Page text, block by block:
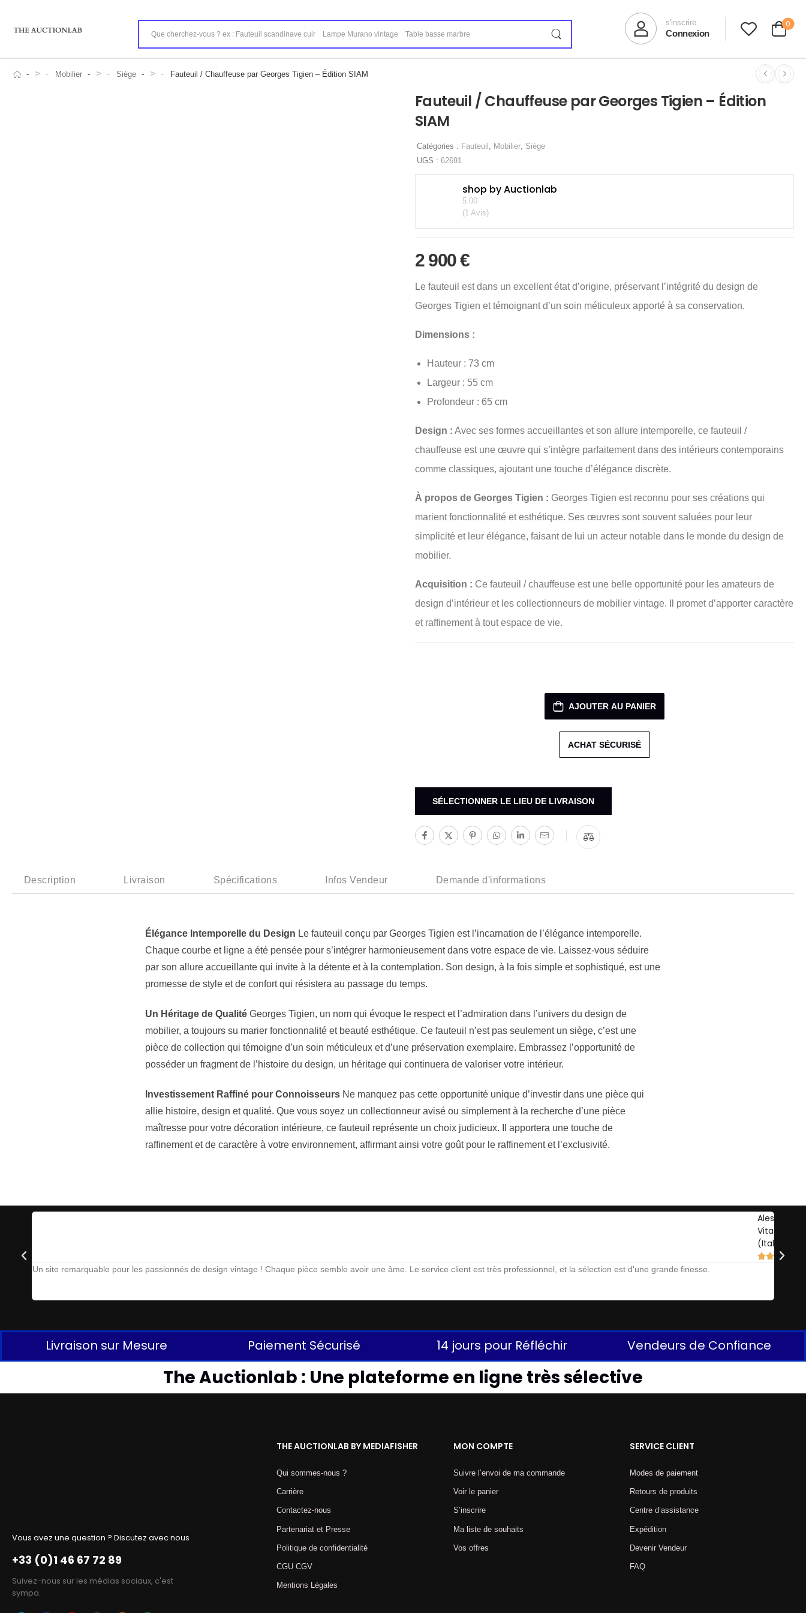
s'inscrire
Connexion
0
> Mobilier > Siège > Fauteuil / Chauffeuse par Georges Tigien – Édition SIAM
Fauteuil / Chauffeuse par Georges Tigien – Édition
SIAM
Catégories : Fauteuil , Mobilier, Siège
UGS : 62691
shop by Auctionlab
5.00
(1 Avis)
2 900€
Le fauteuil est dans un excellent état d’origine, préservant l’intégrité du design de
Georges Tigien et témoignant d’un soin méticuleux apporté à sa conservation.
Dimensions :
Hauteur : 73 cm
Largeur : 55 cm
Profondeur : 65 cm
Design : Avec ses formes accueillantes et son allure intemporelle, ce fauteuil /
chauffeuse est une œuvre qui s’intègre parfaitement dans des intérieurs contemporains
comme classiques, ajoutant une touche d’élégance discrète.
À propos de Georges Tigien : Georges Tigien est reconnu pour ses créations qui
marient fonctionnalité et esthétique. Ses œuvres sont souvent saluées pour leur
simplicité et leur élégance, faisant de lui un acteur notable dans le monde du design de
mobilier.
Acquisition : Ce fauteuil / chauffeuse est une belle opportunité pour les amateurs de
design d’intérieur et les collectionneurs de mobilier vintage. Il promet d’apporter caractère
et raffinement à tout espace de vie.
AJOUTER AU PANIER
ACHAT SÉCURISÉ
SÉLECTIONNER LE LIEU DE LIVRAISON
Description Livraison Spécifications Infos Vendeur Demande d'informations
Élégance Intemporelle du Design Le fauteuil conçu par Georges Tigien est l’incarnation de l’élégance intemporelle.
Chaque courbe et ligne a été pensée pour s’intégrer harmonieusement dans votre espace de vie. Laissez-vous séduire
par son allure accueillante qui invite à la détente et à la contemplation. Son design, à la fois simple et sophistiqué, est une
promesse de style et de confort qui résistera au passage du temps.
Un Héritage de Qualité Georges Tigien, un nom qui évoque le respect et l’admiration dans l’univers du design de
mobilier, a toujours su marier fonctionnalité et beauté esthétique. Ce fauteuil n’est pas seulement un siège, c’est une
pièce de collection qui témoigne d’un soin méticuleux et d’une préservation exemplaire. Embrassez l’opportunité de
posséder un fragment de l’histoire du design, un héritage qui continuera de valoriser votre intérieur.
Investissement Raffiné pour Connoisseurs Ne manquez pas cette opportunité unique d’investir dans une pièce qui
allie histoire, design et qualité. Que vous soyez un collectionneur avisé ou simplement à la recherche d’une pièce
maîtresse pour votre décoration intérieure, ce fauteuil représente un choix judicieux. Il apportera une touche de
raffinement et de caractère à votre environnement, affirmant ainsi votre goût pour le raffinement et l’exclusivité.
Alessandro
Vitale
(Italie)
 
Un site remarquable pour les passionnés de design vintage ! Chaque pièce semble avoir une âme. Le service client est très professionnel, et la sélection est d'une grande finesse.
Livraison sur Mesure Paiement Sécurisé 14 jours pour Réfléchir Vendeurs de Confiance
The Auctionlab : Une plateforme en ligne très sélective
Vous avez une question ? Discutez avec nous
+33 (0)1 46 67 72 89
Suivez-nous sur les médias sociaux, c'est
sympa.
THE AUCTIONLAB BY MEDIAFISHER
Qui sommes-nous ?
Carrière
Contactez-nous
Partenariat et Presse
Politique de confidentialité
CGU CGV
Mentions Légales​
MON COMPTE
Suivre l’envoi de ma commande
Voir le panier
S’inscrire
Ma liste de souhaits
Vos offres
SERVICE CLIENT
Modes de paiement
Retours de produits
Centre d’assistance
Expédition
Devenir Vendeur
FAQ